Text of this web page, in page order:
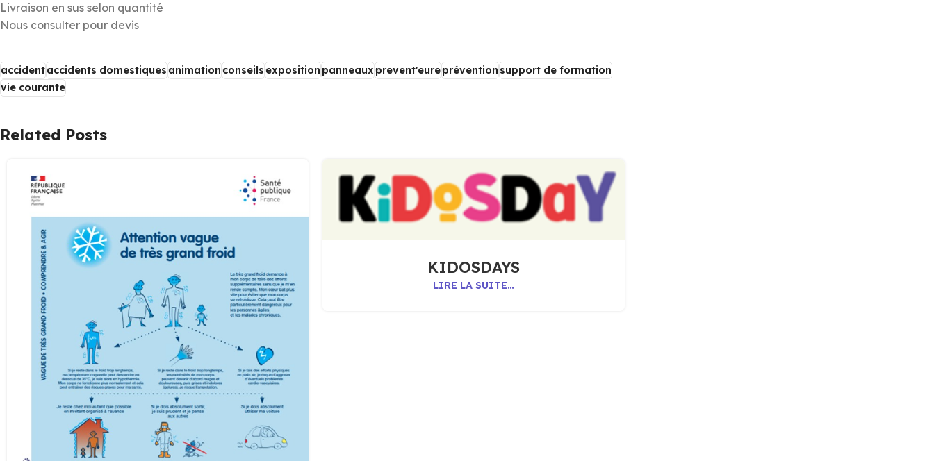
Livraison en sus selon quantité
Nous consulter pour devis
accidentaccidents domestiquesanimationconseilsexpositionpanneauxprevent'eurepréventionsupport de formation
vie courante
Related Posts
KIDOSDAYS
LIRE LA SUITE…